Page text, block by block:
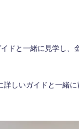
ドと一緒に見学し、
しいガイドと一緒